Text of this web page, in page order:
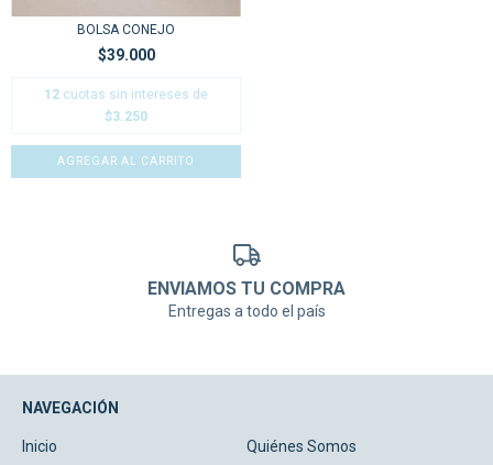
BOLSA CONEJO
$39.000
12 cuotas sin intereses de
$3.250
ENVIAMOS TU COMPRA
Entregas a todo el país
NAVEGACIÓN
Inicio Quiénes Somos